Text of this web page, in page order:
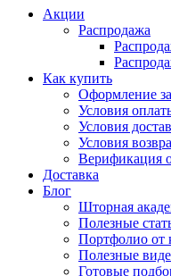
Акции
Распродажа
Как купить
Оформление
Условия
Условия
Условия
Верификация
Доставка
Блог
Шторная
Полезные
Портфолио от
Полезные
Готовые